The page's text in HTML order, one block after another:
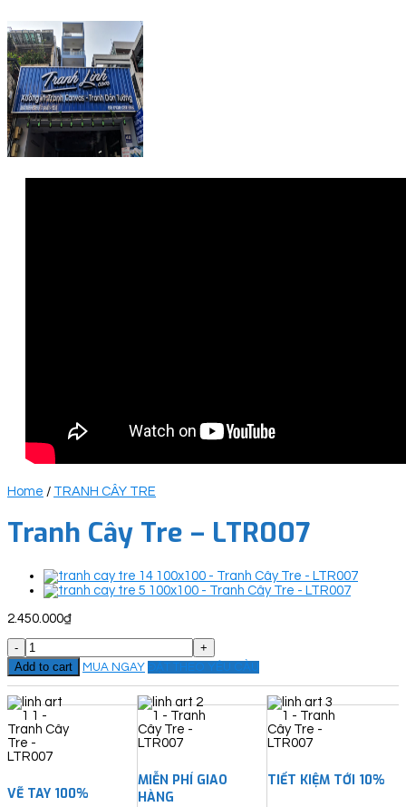
Home / TRANH CÂY TRE
Tranh Cây Tre – LTR007
2.450.000₫
Tranh
Cây
Tre
-
LTR007
quantity
Add to cart MUA NGAY ĐẶT THEO YÊU CẦU
VẼ TAY 100%
MIỄN PHÍ GIAO
HÀNG
TIẾT KIỆM TỚI 10%